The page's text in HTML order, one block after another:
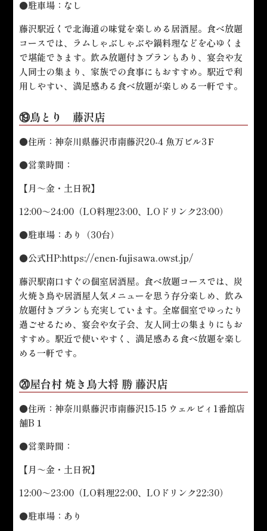
●駐車場：なし
藤沢駅近くで北海道の味覚を楽しめる居酒屋。食べ放題
コースでは、ラムしゃぶしゃぶや鍋料理などを心ゆくま
で堪能できます。飲み放題付きプランもあり、宴会や友
人同士の集まり、家族での食事にもおすすめ。駅近で利
用しやすい、満足感ある食べ放題が楽しめる一軒です。
⑲鳥とり 藤沢店
●住所：神奈川県藤沢市南藤沢20-4 魚万ビル3Ｆ
●営業時間：
【月～金・土日祝】
12:00～24:00（LO料理23:00、LOドリンク23:00）
●駐車場：あり（30台）
●公式HP:https://enen-fujisawa.owst.jp/
藤沢駅南口すぐの個室居酒屋。食べ放題コースでは、炭
火焼き鳥や居酒屋人気メニューを思う存分楽しめ、飲み
放題付きプランも充実しています。全席個室でゆったり
過ごせるため、宴会や女子会、友人同士の集まりにもお
すすめ。駅近で使いやすく、満足感ある食べ放題を楽し
める一軒です。
⑳屋台村 焼き鳥大将 勝 藤沢店
●住所：神奈川県藤沢市南藤沢15-15 ウェルビィ1番館店
舗B１
●営業時間：
【月～金・土日祝】
12:00～23:00（LO料理22:00、LOドリンク22:30）
●駐車場：あり